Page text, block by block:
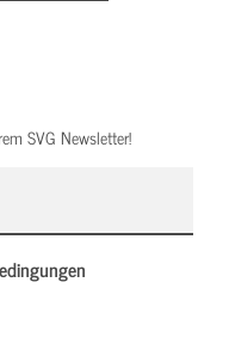
SVG Newsletter!